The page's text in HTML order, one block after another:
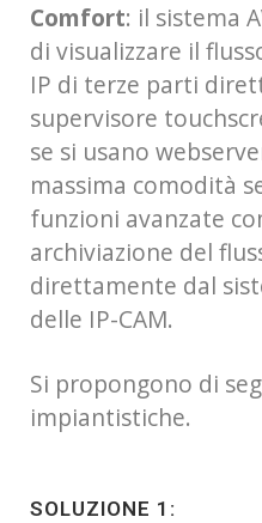
Comfort: il sistema
di visualizzare il
IP di terze parti
supervisore
se si usano
massima comodità
funzioni avanzate
archiviazione del
direttamente dal
delle IP-CAM.
Si propongono di
impiantistiche.
SOLUZIONE 1: